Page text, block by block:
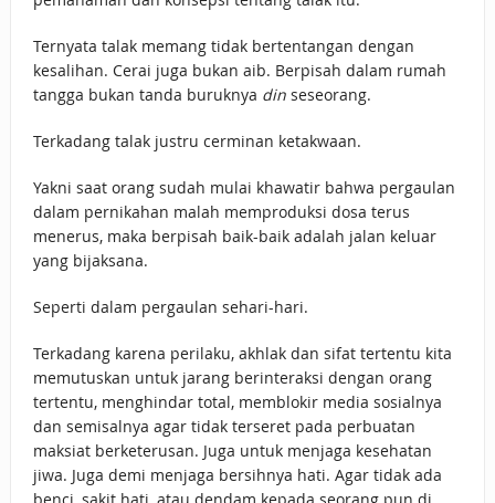
Ternyata talak memang tidak bertentangan dengan
kesalihan. Cerai juga bukan aib. Berpisah dalam rumah
tangga bukan tanda buruknya dinseseorang.
Terkadang talak justru cerminan ketakwaan.
Yakni saat orang sudah mulai khawatir bahwa pergaulan
dalam pernikahan malah memproduksi dosa terus
menerus, maka berpisah baik-baik adalah jalan keluar
yang bijaksana.
Seperti dalam pergaulan sehari-hari.
Terkadang karena perilaku, akhlak dan sifat tertentu kita
memutuskan untuk jarang berinteraksi dengan orang
tertentu, menghindar total, memblokir media sosialnya
dan semisalnya agar tidak terseret pada perbuatan
maksiat berketerusan. Juga untuk menjaga kesehatan
jiwa. Juga demi menjaga bersihnya hati. Agar tidak ada